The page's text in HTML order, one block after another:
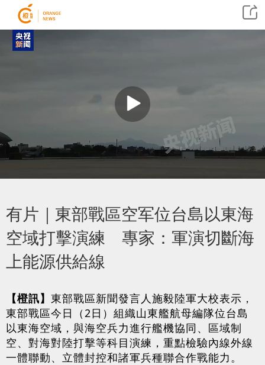
有片｜東部戰區空军位台島以東海
空域打擊演練 專家：軍演切斷海
上能源供給線
【橙訊】 東部戰區新聞發言人施毅陸軍大校表示，
東部戰區今日（2日）組織山東艦航母編隊位台島
以東海空域，與海空兵力進行艦機協同、區域制
空、對海對陸打擊等科目演練，重點檢驗內線外線
一體聯動、立體封控和諸軍兵種聯合作戰能力。